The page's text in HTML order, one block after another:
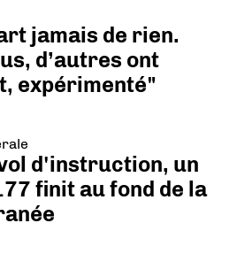
jamais de rien.
d’autres ont
expérimenté"
vol d'instruction, un
finit au fond de la